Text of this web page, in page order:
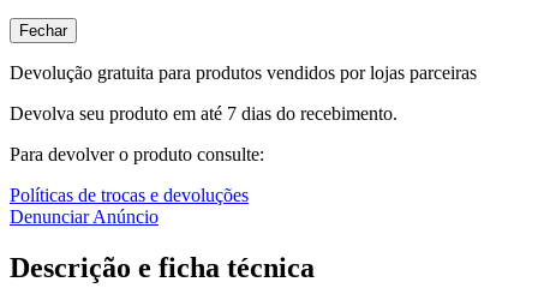
Fechar
Devolução gratuita para produtos vendidos por lojas parceiras
Devolva seu produto em até 7 dias do recebimento.
Para devolver o produto consulte:
Políticas de trocas e devoluções
Denunciar Anúncio
Descrição e ficha técnica